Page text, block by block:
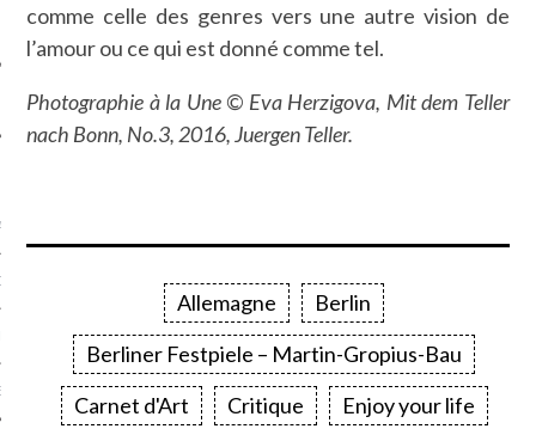
CARAVELLE
PODCAST
comme celle des genres vers une autre vision de
l’amour ou ce qui est donné comme tel.
Photographie à la Une © Eva Herzigova, Mit dem Teller
nach Bonn, No.3, 2016,Juergen Teller.
Allemagne
Berlin
Berliner Festpiele – Martin-Gropius-Bau
Carnet d'Art
Critique Enjoy your life